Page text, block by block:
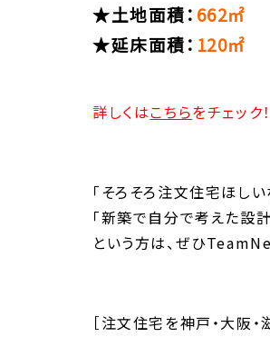
★土地面積： 662㎡
★延床面積： 120㎡
詳しくはこちらをチェック！
「そろそろ注文住宅ほしい
「新築で自分で考えた設
という方は、ぜひ
［注文住宅を神戸・大阪